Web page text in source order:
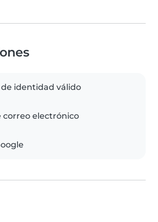
identidad válido
correo electrónico